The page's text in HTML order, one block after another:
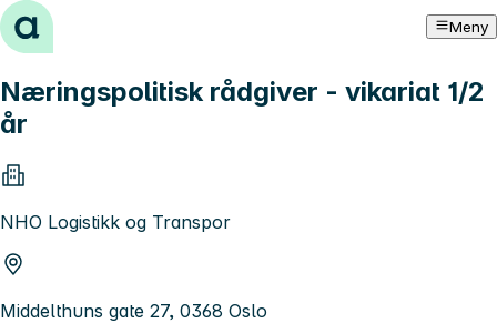
Hopp til innhold Meny
Næringspolitisk rådgiver - vikariat 1/2
år
NHO Logistikk og Transpor
Middelthuns gate 27, 0368 Oslo